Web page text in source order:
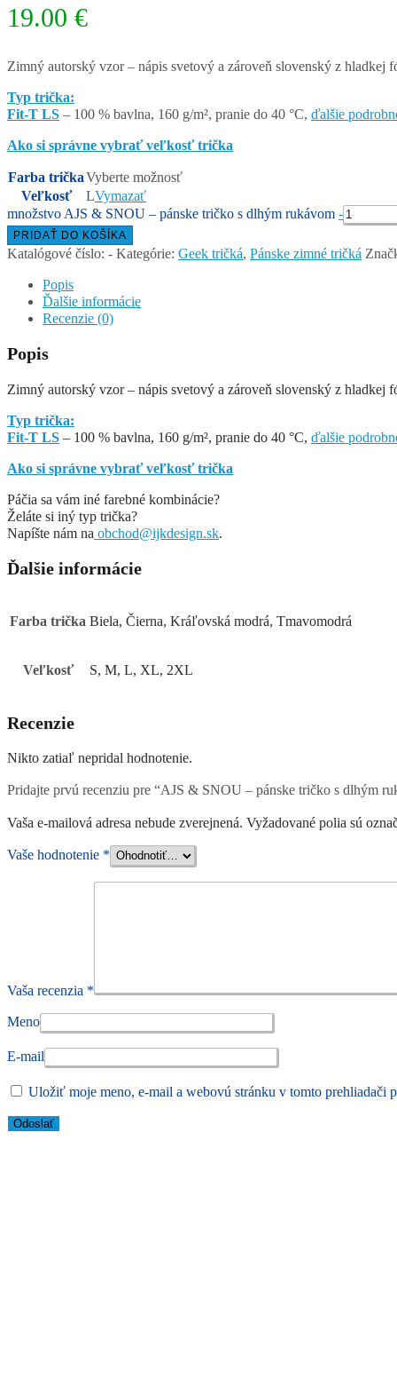
19.00 €
Zimný autorský vzor – nápis svetový a zároveň slovenský z hladkej
Typ trička:
Fit-T LS – 100 % bavlna, 160 g/m², pranie do 40 °C, ďalšie
Ako si správne vybrať veľkosť trička
Farba tričkaVyberte možnosť
Veľkosť
LVymazať
množstvo AJS & SNOU – pánske tričko s dlhým rukávom -
PRIDAŤ DO KOŠÍKA
Katalógové číslo: - Kategórie: Geek tričká, Pánske zimné tričká
Popis
Ďalšie informácie
Recenzie (0)
Popis
Zimný autorský vzor – nápis svetový a zároveň slovenský z hladkej
Typ trička:
Fit-T LS – 100 % bavlna, 160 g/m², pranie do 40 °C, ďalšie
Ako si správne vybrať veľkosť trička
Páčia sa vám iné farebné kombinácie?
Želáte si iný typ trička?
Napíšte nám na obchod@ijkdesign.sk.
Ďalšie informácie
Farba trička Biela, Čierna, Kráľovská modrá, Tmavomodrá
Veľkosť S, M, L, XL, 2XL
Recenzie
Nikto zatiaľ nepridal hodnotenie.
Pridajte prvú recenziu pre “AJS & SNOU – pánske tričko s dlhým
Vaša e-mailová adresa nebude zverejnená. Vyžadované polia sú
Vaše hodnotenie *
Vaša recenzia *
Meno
E-mail
Uložiť moje meno, e-mail a webovú stránku v tomto prehliadači